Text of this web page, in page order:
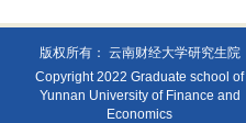
版权所有： 云南财经大学研究生院
Copyright 2022 Graduate school of
Yunnan University of Finance and
Economics